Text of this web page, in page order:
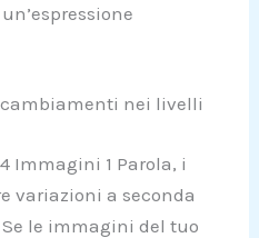
nei livelli
Immagini 1 Parola, i
variazioni a seconda
le immagini del tuo